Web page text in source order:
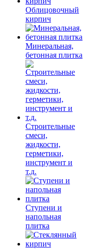
Облицовочный
кирпич
Минеральная,
бетонная плитка
Строительные
смеси,
жидкости,
герметики,
инструмент и
т.д.
Ступени и
напольная
плитка